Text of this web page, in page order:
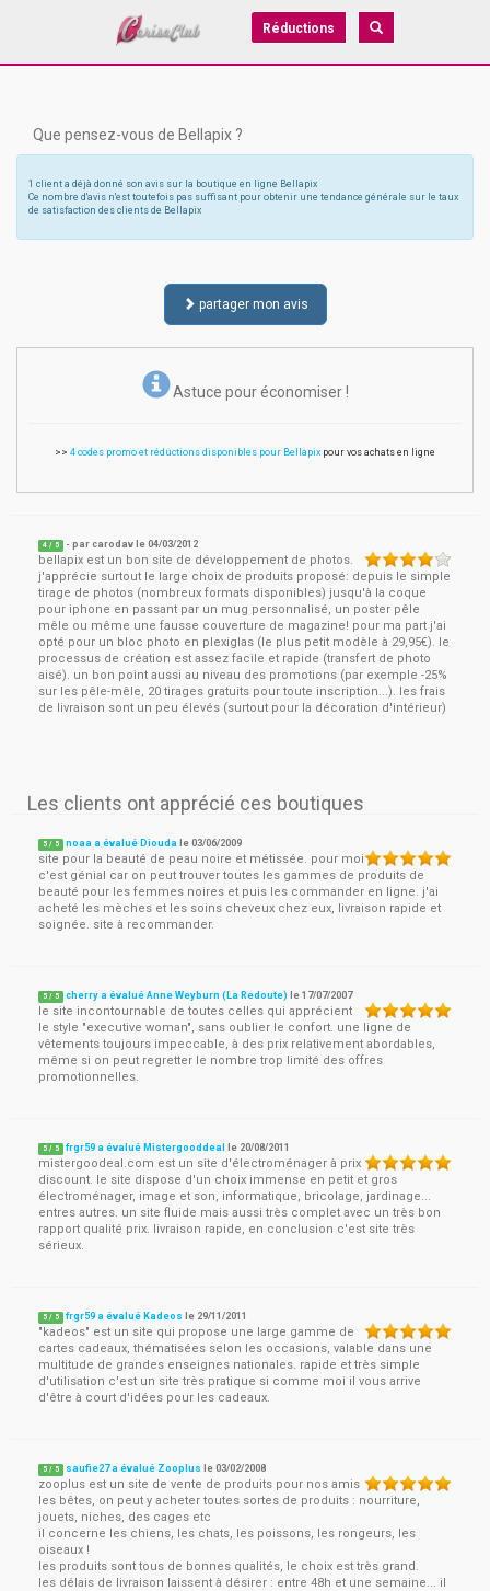
Réductions
Que pensez-vous de Bellapix ?
1 client a déjà donné son avis sur la boutique en ligne Bellapix
Ce nombre d'avis n'est toutefois pas suffisant pour obtenir une tendance générale sur le taux
de satisfaction des clients de Bellapix
partager mon avis
Astuce pour économiser !
>> 4 codes promo et réductions disponibles pour Bellapix pour vos achats en ligne
4 / 5 - parcarodav le04/03/2012
bellapix est un bon site de développement de photos.
j'apprécie surtout le large choix de produits proposé: depuis le simple
tirage de photos (nombreux formats disponibles) jusqu'à la coque
pour iphone en passant par un mug personnalisé, un poster pêle
mêle ou même une fausse couverture de magazine! pour ma part j'ai
opté pour un bloc photo en plexiglas (le plus petit modèle à 29,95€). le
processus de création est assez facile et rapide (transfert de photo
aisé). un bon point aussi au niveau des promotions (par exemple -25%
sur les pêle-mêle, 20 tirages gratuits pour toute inscription...). les frais
de livraison sont un peu élevés (surtout pour la décoration d'intérieur)
Les clients ont apprécié ces boutiques
5 / 5 noaa a évalué Diouda le03/06/2009
site pour la beauté de peau noire et métissée. pour moi
c'est génial car on peut trouver toutes les gammes de produits de
beauté pour les femmes noires et puis les commander en ligne. j'ai
acheté les mèches et les soins cheveux chez eux, livraison rapide et
soignée. site à recommander.
5 / 5 cherry a évalué Anne Weyburn (La Redoute) le17/07/2007
le site incontournable de toutes celles qui apprécient
le style "executive woman", sans oublier le confort. une ligne de
vêtements toujours impeccable, à des prix relativement abordables,
même si on peut regretter le nombre trop limité des offres
promotionnelles.
5 / 5 frgr59 a évalué Mistergooddeal le 20/08/2011
mistergoodeal.com est un site d'électroménager à prix
discount. le site dispose d'un choix immense en petit et gros
électroménager, image et son, informatique, bricolage, jardinage...
entres autres. un site fluide mais aussi très complet avec un très bon
rapport qualité prix. livraison rapide, en conclusion c'est site très
sérieux.
5 / 5 frgr59 a évalué Kadeos le 29/11/2011
"kadeos" est un site qui propose une large gamme de
cartes cadeaux, thématisées selon les occasions, valable dans une
multitude de grandes enseignes nationales. rapide et très simple
d'utilisation c'est un site très pratique si comme moi il vous arrive
d'être à court d'idées pour les cadeaux.
5 / 5 saufie27 a évalué Zooplus le03/02/2008
zooplus est un site de vente de produits pour nos amis
les bêtes, on peut y acheter toutes sortes de produits : nourriture,
jouets, niches, des cages etc
il concerne les chiens, les chats, les poissons, les rongeurs, les
oiseaux !
les produits sont tous de bonnes qualités, le choix est très grand.
les délais de livraison laissent à désirer : entre 48h et une semaine... il